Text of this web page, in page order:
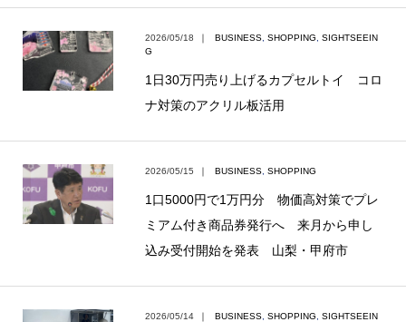
2026/05/18 ｜ BUSINESS SHOPPING
SIGHTSEEIN
G
1日30万円売り上げるカプセルトイ コロ
ナ対策のアクリル板活用
2026/05/15 ｜ BUSINESS SHOPPING
1口5000円で1万円分 物価高対策でプレ
ミアム付き商品券発行へ 来月から申し
込み受付開始を発表 山梨・甲府市
2026/05/14 ｜ BUSINESS SHOPPING
SIGHTSEEIN